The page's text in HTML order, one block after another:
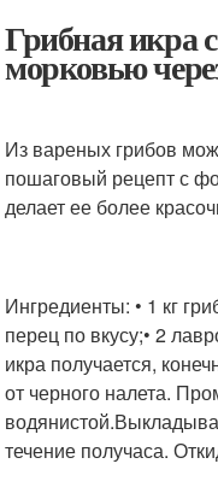
Грибная икра
морковью
Из вареных грибов
пошаговый рецепт с
делает ее более
Ингредиенты: • 1 кг
перец по вкусу;• 2
икра получается,
от черного налета.
течение получаса.